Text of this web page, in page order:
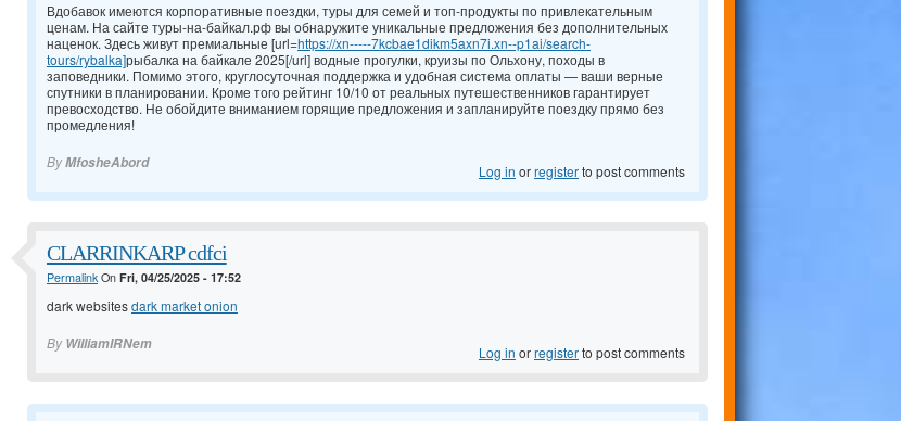
Вдобавок имеются корпоративные поездки, туры для семей и топ-продукты по привлекательным
ценам. На сайте туры-на-байкал.рф вы обнаружите уникальные предложения без дополнительных
наценок. Здесь живут премиальные [url=https://xn-----7kcbae1dikm5axn7i.xn--p1ai/search-
tours/rybalka]рыбалка на байкале 2025[/url] водные прогулки, круизы по Ольхону, походы в
заповедники. Помимо этого, круглосуточная поддержка и удобная система оплаты — ваши верные
спутники в планировании. Кроме того рейтинг 10/10 от реальных путешественников гарантирует
превосходство. Не обойдите вниманием горящие предложения и запланируйте поездку прямо без
промедления!
ByMfosheAbord Log in orregisterto post comments
CLARRINKARP cdfci
PermalinkOn Fri, 04/25/2025 - 17:52
dark websitesdark market onion
By WilliamIRNem Log in orregisterto post comments